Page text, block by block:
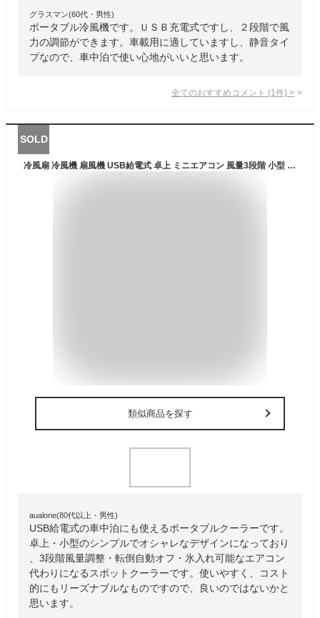
グラスマン(60代・男性)
ポータブル冷風機です。ＵＳＢ充電式ですし、２段階で風
力の調節ができます。車載用に適していますし、静音タイ
プなので、車中泊で使い心地がいいと思います。
全てのおすすめコメント (1 件) >
SOLD
冷風扇 冷風機 扇風機 USB給電式 卓上 ミニエアコン 風量3段階 小型 転倒自動OFF 氷いれ可能 冷却機能 空気清浄 熱中対策 省エネ 風向調整上下 ポータブルエアコン 小型クーラー オフィス 寝室 車中 自宅 小型冷風扇
類似商品を探す
aualone(80代以上・男性)
USB給電式の車中泊にも使えるポータブルクーラーです。
卓上・小型のシンプルでオシャレなデザインになっており
、3段階風量調整・転倒自動オフ・氷入れ可能なエアコン
代わりになるスポットクーラーです。使いやすく、コスト
的にもリーズナブルなものですので、良いのではないかと
思います。